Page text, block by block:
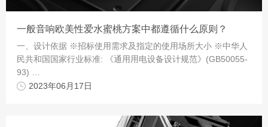
一般音响欧美性爱水蜜桃方案中都遵循什么原则？
一、设计依据 ※招标使用需求及指定的使用场所大小 ※中华人
民共和国国家行业标准: 《通用用电设备设计规范》(GB50055-
93) …
2023年06月17日